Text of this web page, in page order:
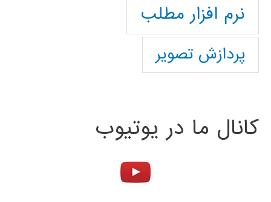
نرم افزار مطلب
پردازش تصویر
کانال ما در یوتیوب